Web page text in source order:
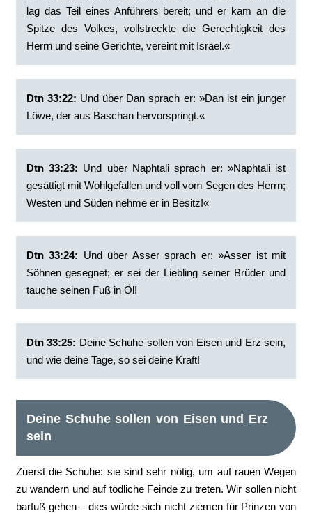
lag das Teil eines Anführers bereit; und er kam an die
Spitze des Volkes, vollstreckte die Gerechtigkeit des
Herrn und seine Gerichte, vereint mit Israel.«
Dtn 33:22: ‭Und über Dan sprach er: »Dan ist ein junger
Löwe, der aus Baschan hervorspringt.«
Dtn 33:23: ‭Und über Naphtali sprach er: »Naphtali ist
gesättigt mit Wohlgefallen und voll vom Segen des Herrn;
Westen und Süden nehme er in Besitz!«
Dtn 33:24: ‭Und über Asser sprach er: »Asser ist mit
Söhnen gesegnet; er sei der Liebling seiner Brüder und
tauche seinen Fuß in Öl!
Dtn 33:25: ‭Deine Schuhe sollen von Eisen und Erz sein,
und wie deine Tage, so sei deine Kraft!
Deine Schuhe sollen von Eisen und Erz
sein
Zuerst die Schuhe: sie sind sehr nötig, um auf rauen Wegen
zu wandern und auf tödliche Feinde zu treten. Wir sollen nicht
barfuß gehen – dies würde sich nicht ziemen für Prinzen von